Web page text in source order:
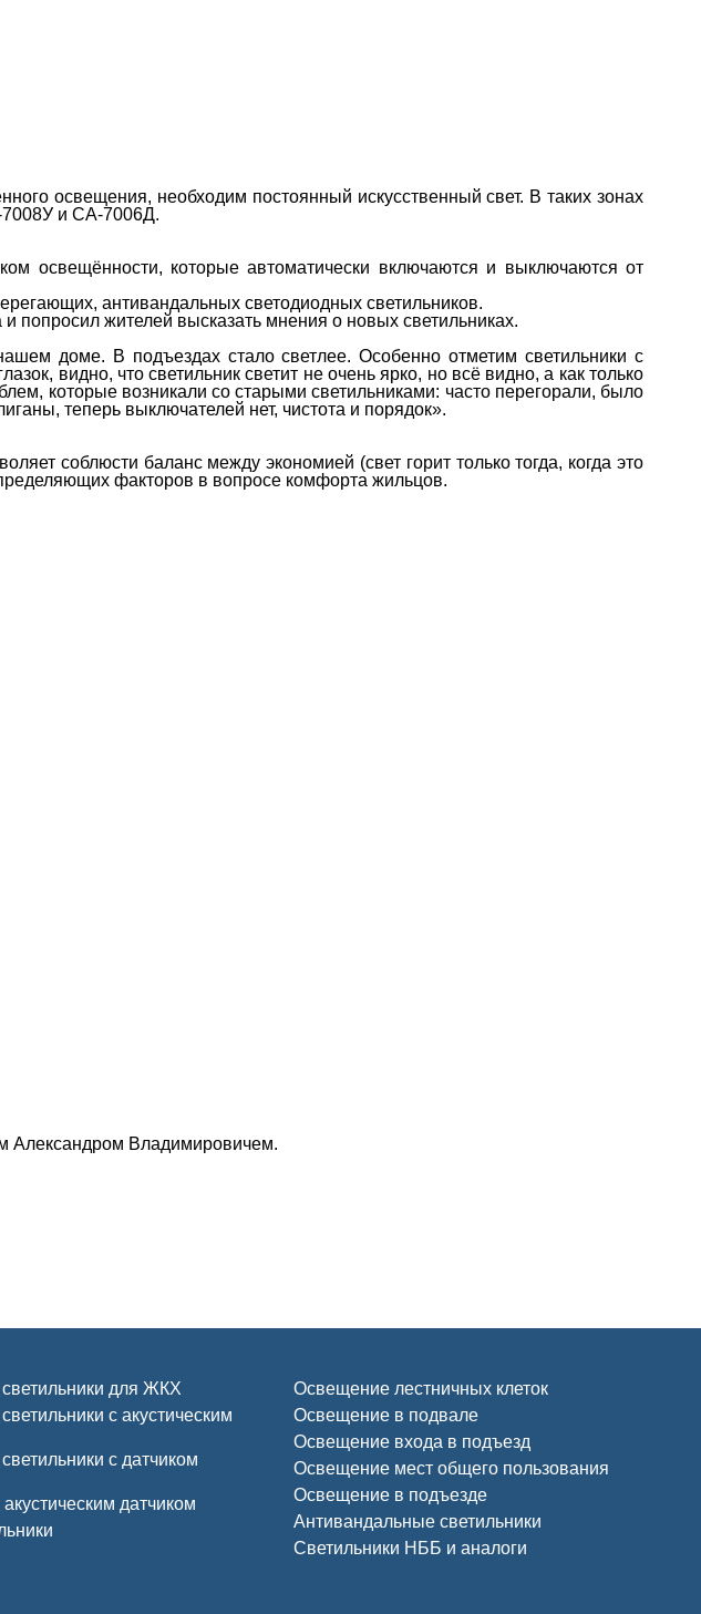
освещения, необходим постоянный искусственный свет. В таких зонах
7008У и СА-7006Д.
освещённости, которые автоматически включаются и выключаются от
антивандальных светодиодных светильников.
попросил жителей высказать мнения о новых светильниках.
доме. В подъездах стало светлее. Особенно отметим светильники с
видно, что светильник светит не очень ярко, но всё видно, а как только
которые возникали со старыми светильниками: часто перегорали, было
теперь выключателей нет, чистота и порядок».
соблюсти баланс между экономией (свет горит только тогда, когда это
факторов в вопросе комфорта жильцов.
Александром Владимировичем.
для ЖКХ
с акустическим
с датчиком
датчиком
Освещение лестничных клеток
Освещение в подвале
Освещение входа в подъезд
Освещение мест общего пользования
Освещение в подъезде
Антивандальные светильники
Светильники НББ и аналоги